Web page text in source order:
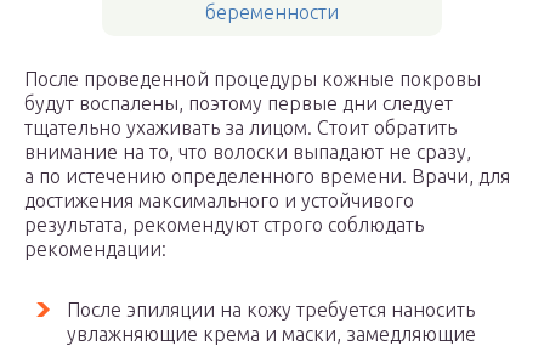
беременности
После проведенной процедуры кожные покровы
будут воспалены, поэтому первые дни следует
тщательно ухаживать за лицом. Стоит обратить
внимание на то, что волоски выпадают не сразу,
а по истечению определенного времени. Врачи, для
достижения максимального и устойчивого
результата, рекомендуют строго соблюдать
рекомендации:
После эпиляции на кожу требуется наносить
увлажняющие крема и маски, замедляющие